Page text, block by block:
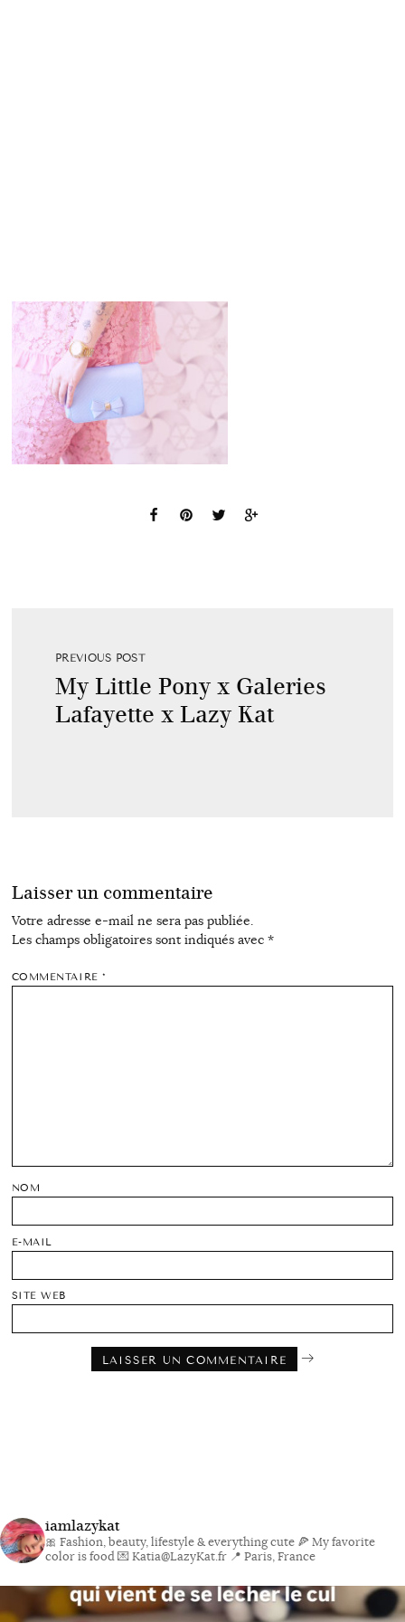
PREVIOUS POST
My Little Pony x Galeries
Lafayette x Lazy Kat
Laisser un commentaire
Votre adresse e-mail ne sera pas publiée.
Les champs obligatoires sont indiqués avec *
COMMENTAIRE*
NOM
E-MAIL
SITE WEB
iamlazykat
🎀 Fashion, beauty, lifestyle & everything cute 🍕 My favorite
color is food💌 Katia@LazyKat.fr 📍 Paris, France